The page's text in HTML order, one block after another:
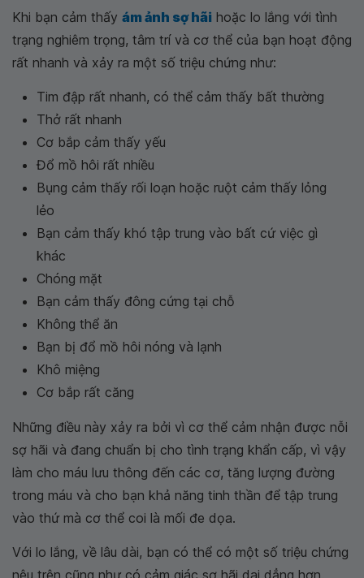
Khi bạn cảm thấy ám ảnh sợ hãi hoặc lo lắng với tình
trạng nghiêm trọng, tâm trí và cơ thể của bạn hoạt động
rất nhanh và xảy ra một số triệu chứng như:
Tim đập rất nhanh, có thể cảm thấy bất thường
Thở rất nhanh
Cơ bắp cảm thấy yếu
Đổ mồ hôi rất nhiều
Bụng cảm thấy rối loạn hoặc ruột cảm thấy lỏng
lẻo
Bạn cảm thấy khó tập trung vào bất cứ việc gì
khác
Chóng mặt
Bạn cảm thấy đông cứng tại chỗ
Không thể ăn
Bạn bị đổ mồ hôi nóng và lạnh
Khô miệng
Cơ bắp rất căng
Những điều này xảy ra bởi vì cơ thể cảm nhận được nỗi
sợ hãi và đang chuẩn bị cho tình trạng khẩn cấp, vì vậy
làm cho máu lưu thông đến các cơ, tăng lượng đường
trong máu và cho bạn khả năng tinh thần để tập trung
vào thứ mà cơ thể coi là mối đe dọa.
Với lo lắng, về lâu dài, bạn có thể có một số triệu chứng